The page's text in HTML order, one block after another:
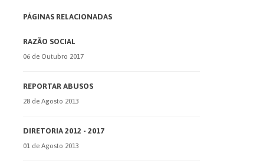
PÁGINAS RELACIONADAS
RAZÃO SOCIAL
06 de Outubro 2017
REPORTAR ABUSOS
28 de Agosto 2013
DIRETORIA 2012 - 2017
01 de Agosto 2013